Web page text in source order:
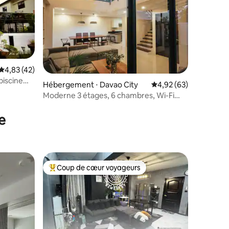
: 4,94 sur 5
moyenne sur la base de 42 commentaires : 4,83 sur 5
4,83 (42)
Hébergement ⋅ Davao City Évaluation moyenne
4,92 (63)
Moderne 3 étages, 6 chambres, Wi-Fi
Coups de cœur voyageurs les plus appréciés
Coup de cœur voyageurs